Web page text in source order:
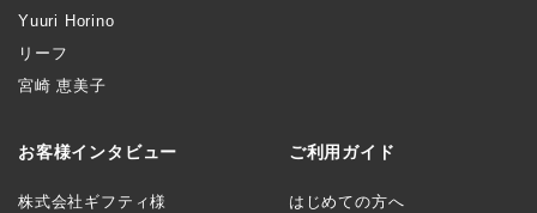
Yuuri Horino
リーフ
宮崎 恵美子
お客様インタビュー
株式会社ギフティ様
ご利用ガイド
はじめての方へ